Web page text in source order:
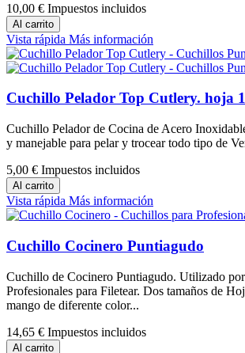
10,00 € Impuestos incluidos
Al carrito
Vista rápida Más información
Cuchillo Pelador Top Cutlery. hoja
Cuchillo Pelador de Cocina de Acero
y manejable para pelar y trocear todo tipo de
5,00 € Impuestos incluidos
Al carrito
Vista rápida Más información
Cuchillo Cocinero Puntiagudo
Cuchillo de Cocinero Puntiagudo. Utilizado
Profesionales para Filetear. Dos tamaños de
mango de diferente color...
14,65 € Impuestos incluidos
Al carrito